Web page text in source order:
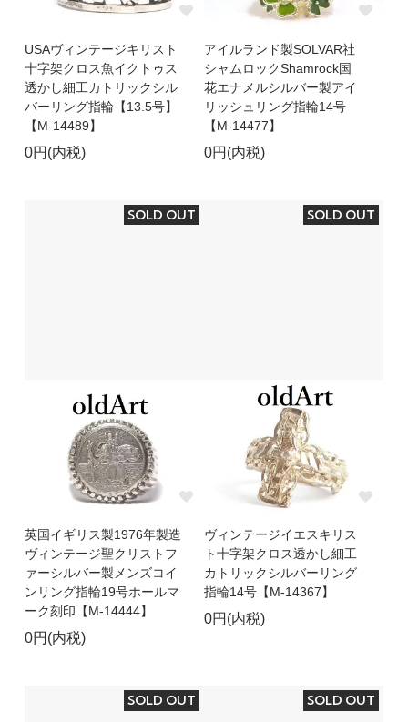
USAヴィンテージキリスト
十字架クロス魚イクトゥス
透かし細工カトリックシル
バーリング指輪【13.5号】
【M-14489】
0円(内税)
アイルランド製SOLVAR社
シャムロックShamrock国
花エナメルシルバー製アイ
リッシュリング指輪14号
【M-14477】
0円(内税)
SOLD OUT
英国イギリス製1976年製造
ヴィンテージ聖クリストフ
ァーシルバー製メンズコイ
ンリング指輪19号ホールマ
ーク刻印【M-14444】
0円(内税)
SOLD OUT
ヴィンテージイエスキリス
ト十字架クロス透かし細工
カトリックシルバーリング
指輪14号【M-14367】
0円(内税)
SOLD OUT SOLD OUT